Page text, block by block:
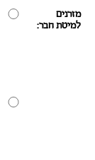
מזרנים
למיטת חבר: